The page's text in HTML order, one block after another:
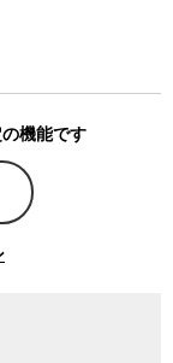
の企業献金が可能
かったことと決し
て再確認する必要
いう寄付によっ
すべき
。逆に言えば、そ
利益を代表する業
機能です